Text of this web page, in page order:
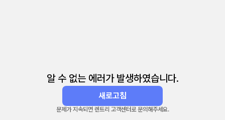
알 수 없는 에러가 발생하였습니다.
새로고침
문제가 지속되면 렌트리 고객센터로 문의해주세요.